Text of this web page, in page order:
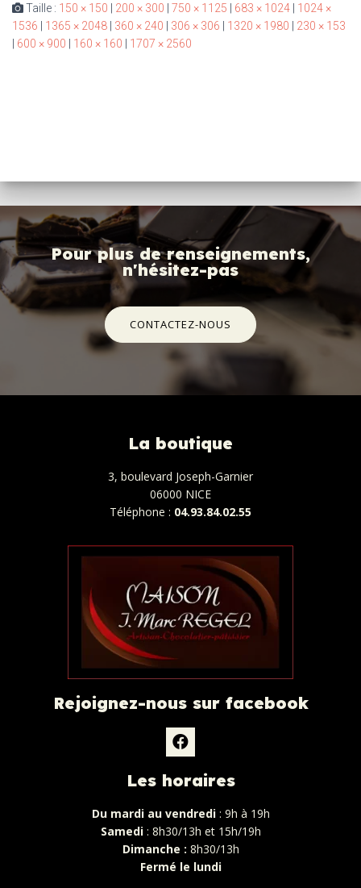
Taille : 150 × 150 200 × 300 750 × 1125 683 × 1024
1024 ×
1536
1365 × 2048 360 × 240 306 × 306 1320 × 1980
230 × 153
600 × 900 160 × 160 1707 × 2560
Pour plus de renseignements,
n'hésitez-pas
CONTACTEZ-NOUS
La boutique
3, boulevard Joseph-Garnier
06000 NICE
Téléphone : 04.93.84.02.55
Rejoignez-nous sur facebook
Les horaires
Du mardi au vendredi: 9h à 19h
Samedi: 8h30/13h et 15h/19h
Dimanche : 8h30/13h
Fermé le lundi